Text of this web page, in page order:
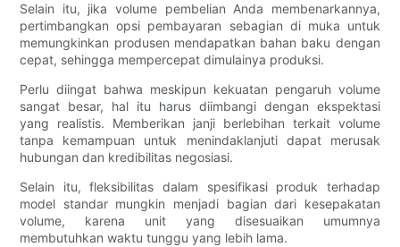
Selain itu, jika volume pembelian Anda membenarkannya,
pertimbangkan opsi pembayaran sebagian di muka untuk
memungkinkan produsen mendapatkan bahan baku dengan
cepat, sehingga mempercepat dimulainya produksi.
Perlu diingat bahwa meskipun kekuatan pengaruh volume
sangat besar, hal itu harus diimbangi dengan ekspektasi
yang realistis. Memberikan janji berlebihan terkait volume
tanpa kemampuan untuk menindaklanjuti dapat merusak
hubungan dan kredibilitas negosiasi.
Selain itu, fleksibilitas dalam spesifikasi produk terhadap
model standar mungkin menjadi bagian dari kesepakatan
volume, karena unit yang disesuaikan umumnya
membutuhkan waktu tunggu yang lebih lama.